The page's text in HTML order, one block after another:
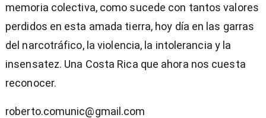
memoria colectiva, como sucede con tantos valores
perdidos en esta amada tierra, hoy día en las garras
del narcotráfico, la violencia, la intolerancia y la
insensatez. Una Costa Rica que ahora nos cuesta
reconocer.
roberto.comunic@gmail.com